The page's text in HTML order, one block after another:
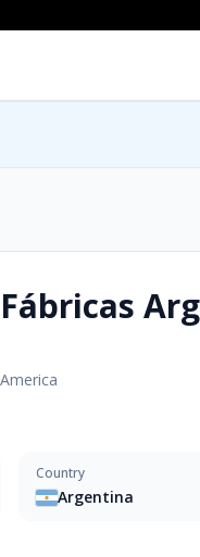
Country
Argentina